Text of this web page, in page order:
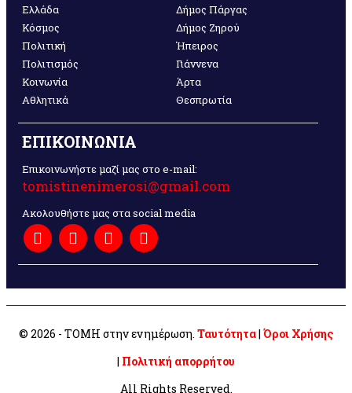
Ελλάδα
Κόσμος
Πολιτική
Πολιτισμός
Κοινωνία
Αθλητικά
Δήμος Πάργας
Δήμος Ζηρού
Ήπειρος
Γιάννενα
Άρτα
Θεσπρωτία
ΕΠΙΚΟΙΝΩΝΙΑ
Επικοινωνήστε μαζί μας στο e-mail:
tomistinenimerosi@gmail.com
Ακολουθήστε μας στα social media
© 2026 - ΤΟΜΗ στην ενημέρωση. Ταυτότητα| Όροι Χρήσης
| Πολιτική απορρήτου
All Rights Reserved.